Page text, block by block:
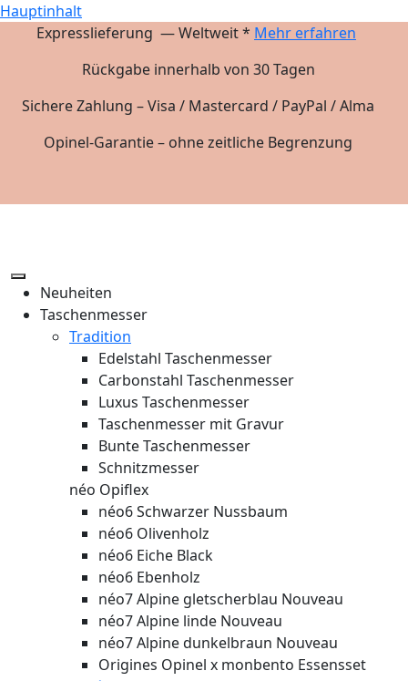
Hauptinhalt
Expresslieferung — Weltweit * Mehr erfahren
Rückgabe innerhalb von 30 Tagen
Sichere Zahlung – Visa / Mastercard / PayPal / Alma
Opinel-Garantie – ohne zeitliche Begrenzung
Neuheiten
Taschenmesser
Tradition
Edelstahl Taschenmesser
Carbonstahl Taschenmesser
Luxus Taschenmesser
Taschenmesser mit Gravur
Bunte Taschenmesser
Schnitzmesser
néo Opiflex
néo6 Schwarzer Nussbaum
néo6 Olivenholz
néo6 Eiche Black
néo6 Ebenholz
néo7 Alpine gletscherblau Nouveau
néo7 Alpine linde Nouveau
néo7 Alpine dunkelbraun Nouveau
Origines Opinel x monbento Essensset